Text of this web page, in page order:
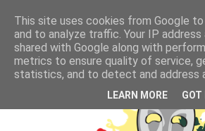
This site uses cookies from Google
and to analyze traffic. Your IP address
shared with Google along with
metrics to ensure quality of service,
statistics, and to detect and address
LEARN MORE GOT